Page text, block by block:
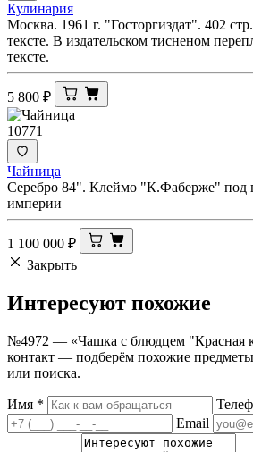
Кулинария
Москва. 1961 г. "Госторгиздат". 402
тексте. В издательском тисненом
тексте.
5 800 ₽
10771
Чайница
Серебро 84". Клеймо "К.Фаберже" под
империи
1 100 000 ₽
Закрыть
Интересуют похожие
№4972 — «Чашка с блюдцем "Красная
контакт — подберём похожие
или поиска.
Имя *
Email